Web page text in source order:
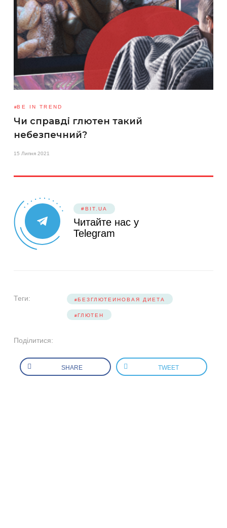
BE IN TREND
Чи справді глютен такий
небезпечний?
15 Липня 2021
#BIT.UA
Читайте нас у
Telegram
Теги: БЕЗГЛЮТЕИНОВАЯ ДИЕТА
ГЛЮТЕН
Поділитися:
SHARE TWEET